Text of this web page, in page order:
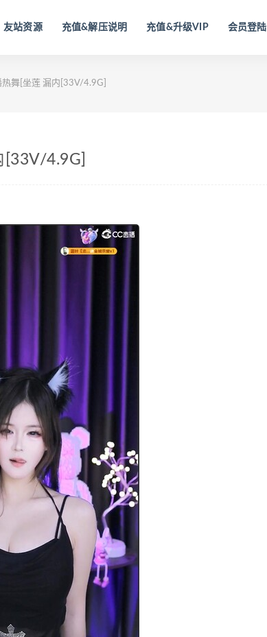
友站资源 充值&解压说明 充值&升级VIP 会员登陆
热舞[坐莲 漏内[33V/4.9G]
4.9G]